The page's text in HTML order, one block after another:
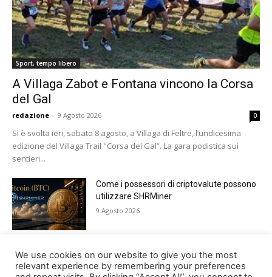
Sport, tempo libero
A Villaga Zabot e Fontana vincono la Corsa
del Gal
redazione - 9 Agosto 2026 0
Si è svolta ieri, sabato 8 agosto, a Villaga di Feltre, l’undicesima
edizione del Villaga Trail "Corsa del Gal”. La gara podistica sui
sentieri...
Come i possessori di criptovalute possono
utilizzare SHRMiner
9 Agosto 2026
Tutto pronto a Lamosano per Alpago Sky
Super 3
We use cookies on our website to give you the most
relevant experience by remembering your preferences